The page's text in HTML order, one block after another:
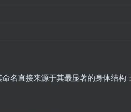
名直接来源于其最显著的身体结构：